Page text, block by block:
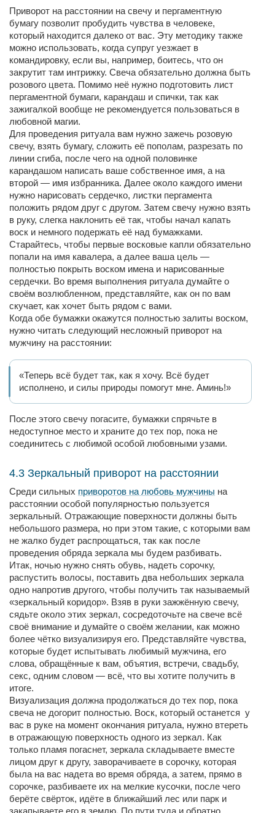
Приворот на расстоянии на свечу и пергаментную
бумагу позволит пробудить чувства в человеке,
который находится далеко от вас. Эту методику также
можно использовать, когда супруг уезжает в
командировку, если вы, например, боитесь, что он
закрутит там интрижку. Свеча обязательно должна быть
розового цвета. Помимо неё нужно подготовить лист
пергаментной бумаги, карандаш и спички, так как
зажигалкой вообще не рекомендуется пользоваться в
любовной магии.
Для проведения ритуала вам нужно зажечь розовую
свечу, взять бумагу, сложить её пополам, разрезать по
линии сгиба, после чего на одной половинке
карандашом написать ваше собственное имя, а на
второй — имя избранника. Далее около каждого имени
нужно нарисовать сердечко, листки пергамента
положить рядом друг с другом. Затем свечу нужно взять
в руку, слегка наклонить её так, чтобы начал капать
воск и немного подержать её над бумажками.
Старайтесь, чтобы первые восковые капли обязательно
попали на имя кавалера, а далее ваша цель —
полностью покрыть воском имена и нарисованные
сердечки. Во время выполнения ритуала думайте о
своём возлюбленном, представляйте, как он по вам
скучает, как хочет быть рядом с вами.
Когда обе бумажки окажутся полностью залиты воском,
нужно читать следующий несложный приворот на
мужчину на расстоянии:
«Теперь всё будет так, как я хочу. Всё будет
исполнено, и силы природы помогут мне. Аминь!»
После этого свечу погасите, бумажки спрячьте в
недоступное место и храните до тех пор, пока не
соединитесь с любимой особой любовными узами.
4.3 Зеркальный приворот на расстоянии
Среди сильных приворотов на любовь мужчины на
расстоянии особой популярностью пользуется
зеркальный. Отражающие поверхности должны быть
небольшого размера, но при этом такие, с которыми вам
не жалко будет распрощаться, так как после
проведения обряда зеркала мы будем разбивать.
Итак, ночью нужно снять обувь, надеть сорочку,
распустить волосы, поставить два небольших зеркала
одно напротив другого, чтобы получить так называемый
«зеркальный коридор». Взяв в руки зажжённую свечу,
сядьте около этих зеркал, сосредоточьте на свече всё
своё внимание и думайте о своём желании, как можно
более чётко визуализируя его. Представляйте чувства,
которые будет испытывать любимый мужчина, его
слова, обращённые к вам, объятия, встречи, свадьбу,
секс, одним словом — всё, что вы хотите получить в
итоге.
Визуализация должна продолжаться до тех пор, пока
свеча не догорит полностью. Воск, который останется у
вас в руке на момент окончания ритуала, нужно втереть
в отражающую поверхность одного из зеркал. Как
только пламя погаснет, зеркала складываете вместе
лицом друг к другу, заворачиваете в сорочку, которая
была на вас надета во время обряда, а затем, прямо в
сорочке, разбиваете их на мелкие кусочки, после чего
берёте свёрток, идёте в ближайший лес или парк и